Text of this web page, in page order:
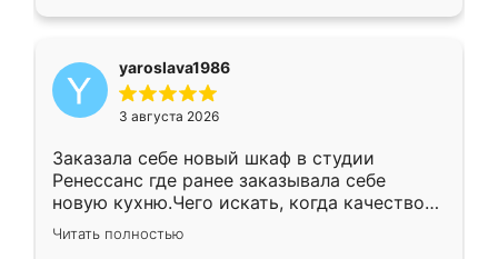
yaroslava1986
3 августа 2026
Заказала себе новый шкаф в студии
Ренессанс где ранее заказывала себе
новую кухню.Чего искать, когда качеством
вполне довольна. Служит кухня уже почти
два года, нареканий нет.
Читать полностью